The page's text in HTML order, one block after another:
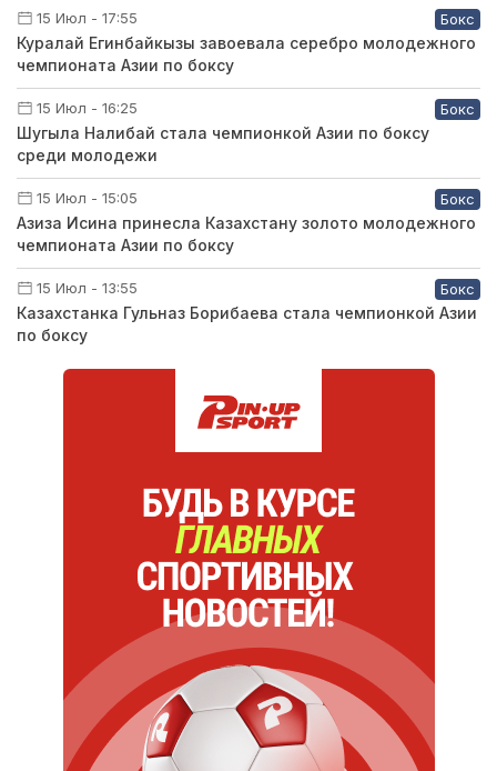
15 Июл - 17:55 Бокс
Куралай Егинбайкызы завоевала серебро молодежного
чемпионата Азии по боксу
15 Июл - 16:25 Бокс
Шугыла Налибай стала чемпионкой Азии по боксу
среди молодежи
15 Июл - 15:05 Бокс
Азиза Исина принесла Казахстану золото молодежного
чемпионата Азии по боксу
15 Июл - 13:55 Бокс
Казахстанка Гульназ Борибаева стала чемпионкой Азии
по боксу